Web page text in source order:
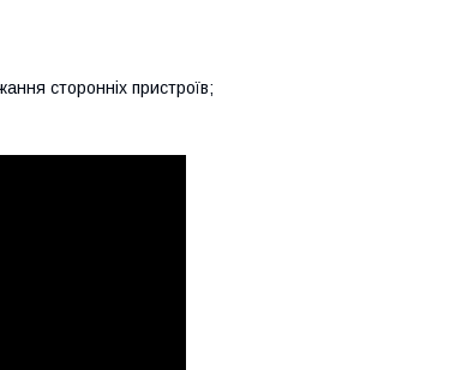
сторонніх пристроїв;